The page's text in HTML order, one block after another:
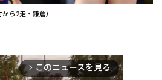
ら2走・鎌倉）
arrow_forward_ios このニュースを見る